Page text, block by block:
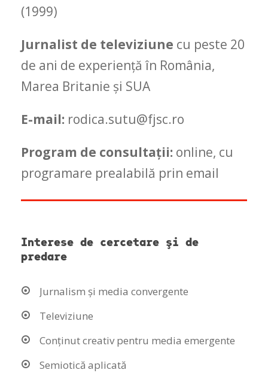
(1999)
Jurnalist de televiziune cu peste 20
de ani de experiență în România,
Marea Britanie și SUA
E-mail: rodica.sutu@fjsc.ro
Program de consultaţii: online, cu
programare prealabilă prin email
Interese de cercetare şi de
predare
Jurnalism și media convergente
Televiziune
Conținut creativ pentru media emergente
Semiotică aplicată